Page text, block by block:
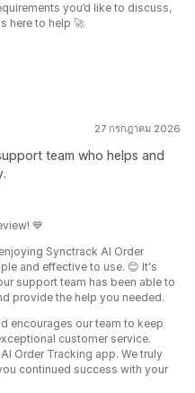
you’d like to discuss,
here to help 🚀
27 กรกฎาคม 2026
team who helps and
💙
Synctrack AI Order
and effective to use. 😊 It's
support team has been able to
provide the help you needed.
encourages our team to keep
customer service.
Order Tracking app. We truly
continued success with your